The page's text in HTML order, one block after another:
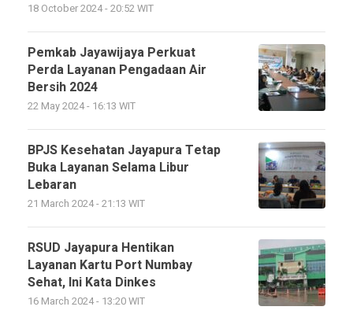
18 October 2024 - 20:52 WIT
Pemkab Jayawijaya Perkuat
Perda Layanan Pengadaan Air
Bersih 2024
22 May 2024 - 16:13 WIT
BPJS Kesehatan Jayapura Tetap
Buka Layanan Selama Libur
Lebaran
21 March 2024 - 21:13 WIT
RSUD Jayapura Hentikan
Layanan Kartu Port Numbay
Sehat, Ini Kata Dinkes
16 March 2024 - 13:20 WIT